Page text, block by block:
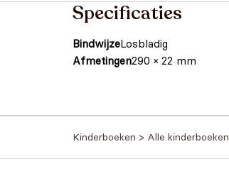
Specificaties
BindwijzeLosbladig
Afmetingen290 × 22 mm
Kinderboeken > Alle kinderboeken